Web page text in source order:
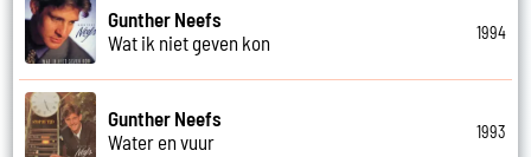
Gunther Neefs
Wat ik niet geven kon
1994
Gunther Neefs
Water en vuur
1993